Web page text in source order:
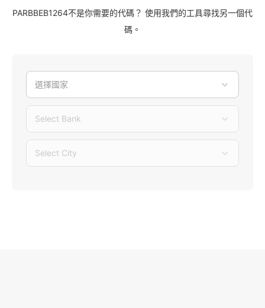
PARBBEB1264不是你需要的代碼？ 使用我們的工具尋找另一個代
碼。
選擇國家
Select Bank
Select City